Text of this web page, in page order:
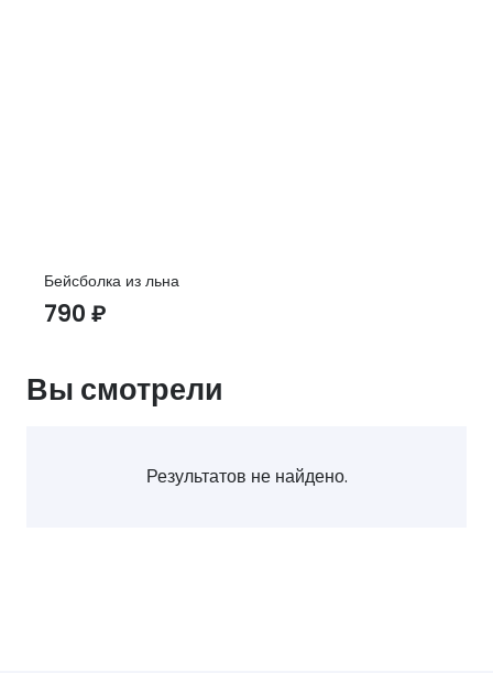
Бейсболка из льна
790 ₽
Вы смотрели
Результатов не найдено.